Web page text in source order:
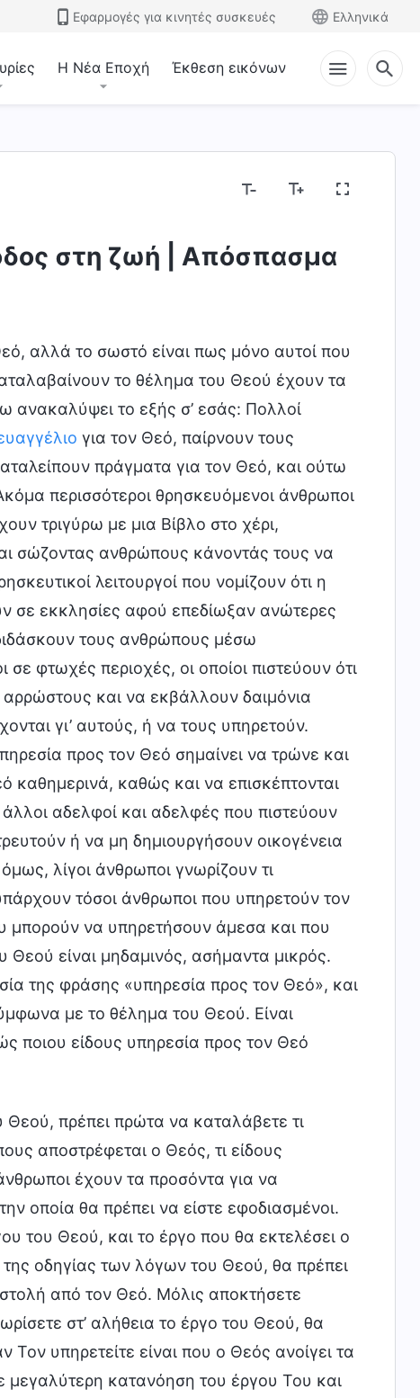
Εφαρμογές για κινητές συσκευές Ελληνικά
Η Νέα Εποχή Έκθεση εικόνων
στη ζωή | Απόσπασμα
αλλά το σωστό είναι πως μόνο αυτοί που
το θέλημα του Θεού έχουν τα
ανακαλύψει το εξής σ’ εσάς: Πολλοί
για τον Θεό, παίρνουν τους
πράγματα για τον Θεό, και ούτω
περισσότεροι θρησκευόμενοι άνθρωποι
τριγύρω με μια Βίβλο στο χέρι,
σώζοντας ανθρώπους κάνοντάς τους να
λειτουργοί που νομίζουν ότι η
σε εκκλησίες αφού επεδίωξαν ανώτερες
τους ανθρώπους μέσω
φτωχές περιοχές, οι οποίοι πιστεύουν ότι
και να εκβάλλουν δαιμόνια
γι’ αυτούς, ή να τους υπηρετούν.
προς τον Θεό σημαίνει να τρώνε και
καθημερινά, καθώς και να επισκέπτονται
αδελφοί και αδελφές που πιστεύουν
ή να μη δημιουργήσουν οικογένεια
λίγοι άνθρωποι γνωρίζουν τι
τόσοι άνθρωποι που υπηρετούν τον
μπορούν να υπηρετήσουν άμεσα και που
είναι μηδαμινός, ασήμαντα μικρός.
της φράσης «υπηρεσία προς τον Θεό», και
με το θέλημα του Θεού. Είναι
ποιου είδους υπηρεσία προς τον Θεό
Θεού, πρέπει πρώτα να καταλάβετε τι
αποστρέφεται ο Θεός, τι είδους
έχουν τα προσόντα για να
οποία θα πρέπει να είστε εφοδιασμένοι.
του Θεού, και το έργο που θα εκτελέσει ο
οδηγίας των λόγων του Θεού, θα πρέπει
από τον Θεό. Μόλις αποκτήσετε
στ’ αλήθεια το έργο του Θεού, θα
υπηρετείτε είναι που ο Θεός ανοίγει τα
μεγαλύτερη κατανόηση του έργου Του και